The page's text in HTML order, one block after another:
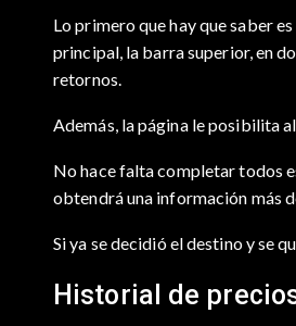
Lo primero que hay que saber
principal, la barra superior, en
retornos.
Además, la página le posibilita
No hace falta completar todos
obtendrá una información más
Si ya se decidió el destino y se
Historial de